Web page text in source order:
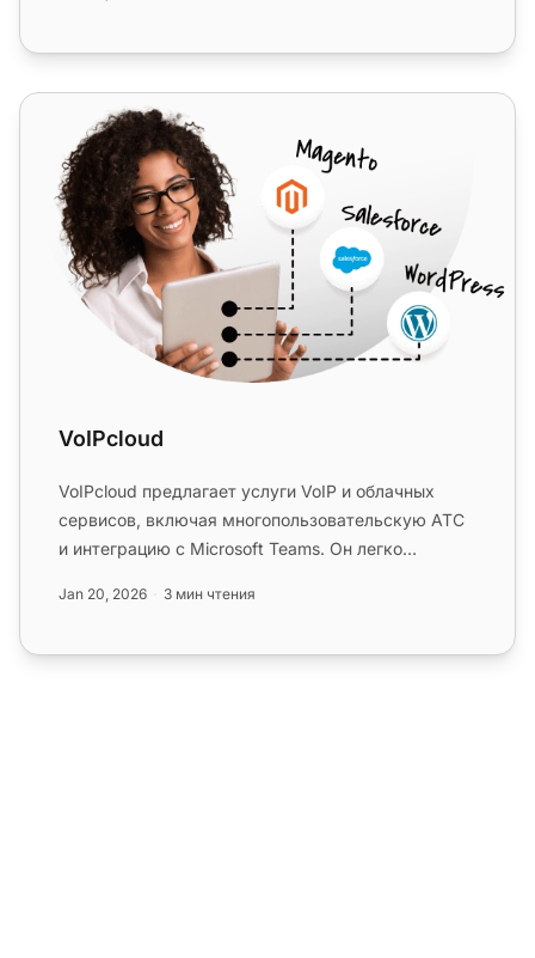
VoIPcloud
VoIPcloud
VoIPcloud предлагает услуги VoIP и облачных
сервисов, включая многопользовательскую АТС
и интеграцию с Microsoft Teams. Он легко
Jan 20, 2026 3 мин чтения